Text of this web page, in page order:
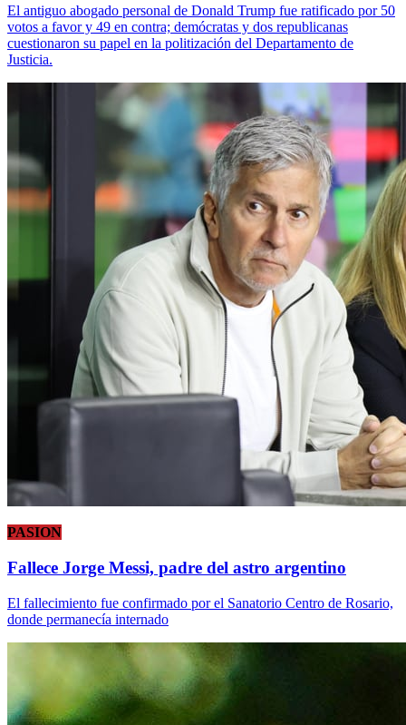
El antiguo abogado personal de Donald Trump fue ratificado por 50
votos a favor y 49 en contra; demócratas y dos republicanas
cuestionaron su papel en la politización del Departamento de
Justicia.
PASION
Fallece Jorge Messi, padre del astro argentino
El fallecimiento fue confirmado por el Sanatorio Centro de Rosario,
donde permanecía internado